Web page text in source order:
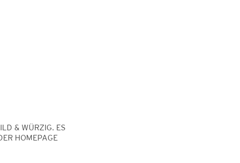
& WÜRZIG. ES
HOMEPAGE